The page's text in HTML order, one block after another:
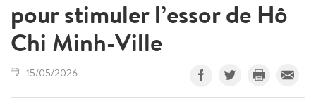
pour stimuler l’essor de Hô
Chi Minh-Ville
15/05/2026